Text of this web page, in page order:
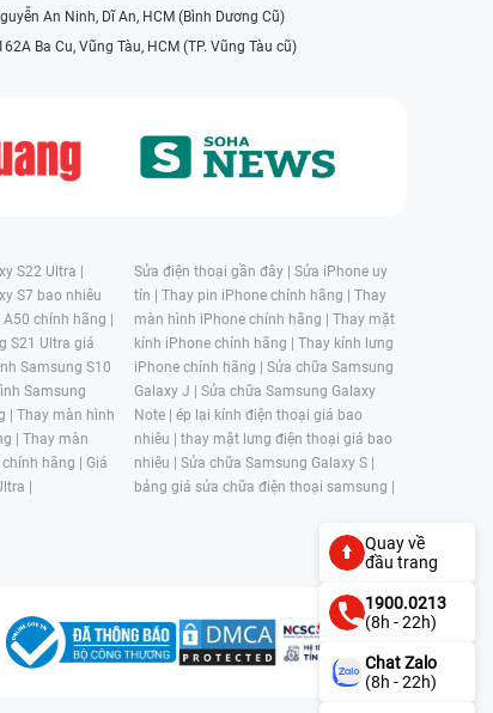
An Ninh, Dĩ An, HCM (Bình Dương Cũ)
Ba Cu, Vũng Tàu, HCM (TP. Vũng Tàu cũ)
S22 Ultra |
S7 bao nhiêu
chính hãng |
S21 Ultra giá
Samsung S10
Samsung
| Thay màn hình
| Thay màn
hãng | Giá
|
Sửa điện thoại gần đây | Sửa iPhone uy
tín | Thay pin iPhone chính hãng | Thay
màn hình iPhone chính hãng | Thay mặt
kính iPhone chính hãng | Thay kính lưng
iPhone chính hãng | Sửa chữa Samsung
Galaxy J | Sửa chữa Samsung Galaxy
Note | ép lại kính điện thoại giá bao
nhiêu | thay mặt lưng điện thoại giá bao
nhiêu | Sửa chữa Samsung Galaxy S |
bảng giá sửa chữa điện thoại samsung |
Quay về
đầu trang
1900.0213
(8h - 22h)
Chat Zalo
(8h - 22h)